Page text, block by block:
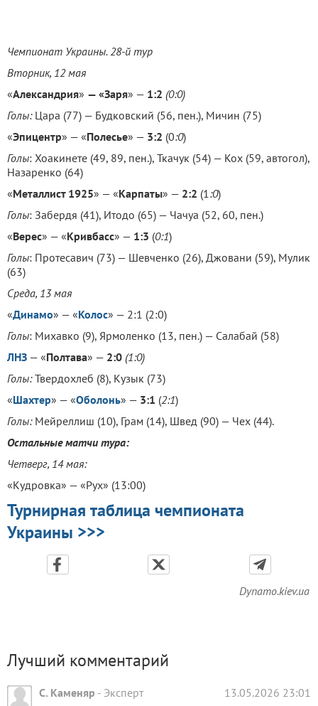
Чемпионат Украины. 28-й тур
Вторник, 12 мая
«Александрия» — «Заря» — 1:2 (0:0)
Голы: Цара (77) — Будковский (56, пен.), Мичин (75)
«Эпицентр» — «Полесье» — 3:2 (0:0)
Голы: Хоакинете (49, 89, пен.), Ткачук (54) — Кох (59, автогол),
Назаренко (64)
«Металлист 1925» — «Карпаты» — 2:2 (1:0)
Голы: Забердя (41), Итодо (65) — Чачуа (52, 60, пен.)
«Верес» — «Кривбасс» — 1:3 (0:1)
Голы: Протесавич (73) — Шевченко (26), Джовани (59), Мулик
(63)
Среда, 13 мая
«Динамо» — «Колос» — 2:1 (2:0)
Голы: Михавко (9), Ярмоленко (13, пен.) — Салабай (58)
ЛНЗ — «Полтава» — 2:0 (1:0)
Голы:Твердохлеб (8), Кузык (73)
«Шахтер» — «Оболонь» — 3:1 (2:1)
Голы:Мейреллиш (10), Грам (14), Швед (90) — Чех (44).
Остальные матчи тура:
Четверг, 14 мая:
«Кудровка» — «Рух» (13:00)
Турнирная таблица чемпионата
Украины >>>
Dynamo.kiev.ua
Лучший комментарий
С. Каменяр - Эксперт
13.05.2026 23:01